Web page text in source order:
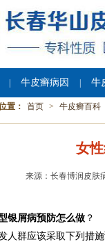
牛皮癣病因 牛
置： 首页 > 牛皮癣百科
女
来源：长春博润皮肤
银屑病预防怎么做 ？
人群应该采取下列措